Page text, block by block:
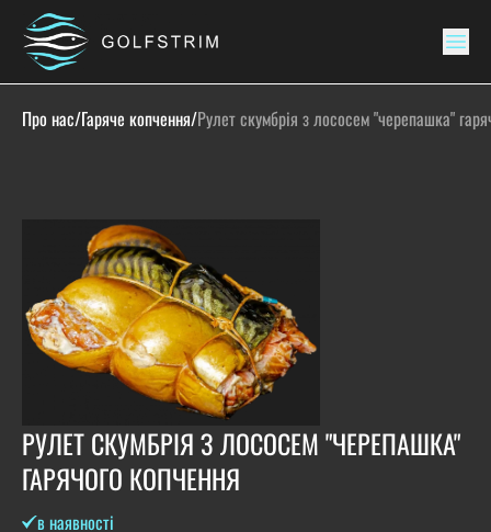
Про нас/Гаряче копчення/Рулет скумбрія з лососем "черепашка"
РУЛЕТ СКУМБРІЯ З ЛОСОСЕМ "ЧЕРЕПАШКА"
ГАРЯЧОГО КОПЧЕННЯ
в наявності